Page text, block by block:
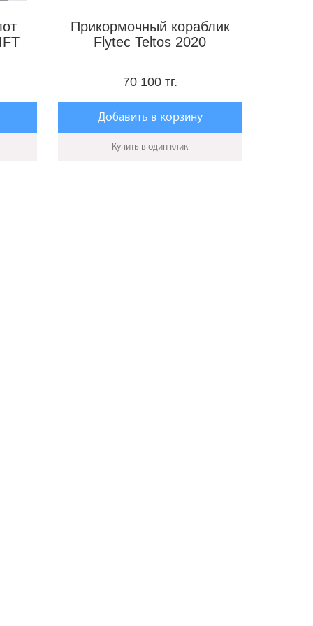
Прикормочный кораблик
Flytec Teltos 2020
70 100 тг.
Добавить в корзину
Купить в один клик